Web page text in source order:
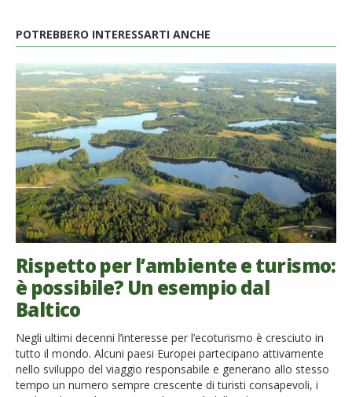
POTREBBERO INTERESSARTI ANCHE
Rispetto per l’ambiente e turismo:
è possibile? Un esempio dal
Baltico
Negli ultimi decenni l’interesse per l’ecoturismo è cresciuto in
tutto il mondo. Alcuni paesi Europei partecipano attivamente
nello sviluppo del viaggio responsabile e generano allo stesso
tempo un numero sempre crescente di turisti consapevoli, i